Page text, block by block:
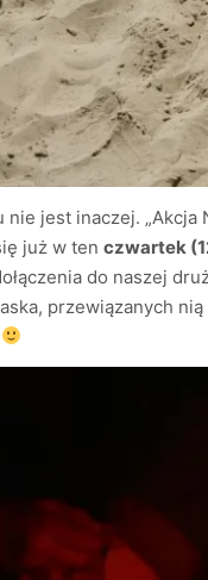
nie jest inaczej.
już w ten czwartek
do naszej
przewiązanych